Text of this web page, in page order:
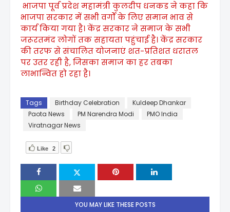
भाजपा पूर्व प्रदेश महामंत्री कुलदीप धनकड ने कहा कि
भाजपा सरकार में सभी वर्गों के लिए समान भाव से
कार्य किया गया है। केंद्र सरकार ने समाज के सभी
जरूरतमंद लोगों तक सहायता पहुंचाई है। केंद्र सरकार
की तरफ से संचालित योजनाएं शत-प्रतिशत धरातल
पर उतर रही है, जिसका समाज का हर तबका
लाभान्वित हो रहा है।
Tags Birthday Celebration
Kuldeep Dhankar
Paota News
PM Narendra Modi
PMO India
Viratnagar News
Like 2
YOU MAY LIKE THESE POSTS